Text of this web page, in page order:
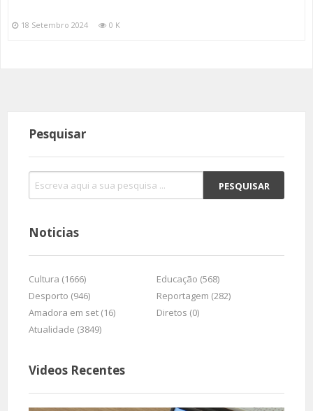
18 Setembro 2024 0 K
Pesquisar
Noticias
Cultura (1666)
Educação (568)
Desporto (946)
Reportagem (282)
Amadora em set (16)
Diretos (0)
Atualidade (3849)
Videos Recentes